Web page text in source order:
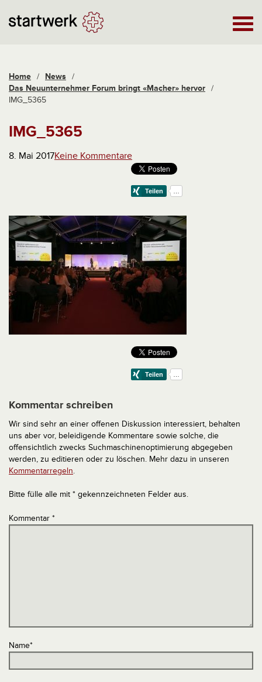
Home / News /
Das Neuunternehmer Forum bringt «Macher» hervor /
IMG_5365
IMG_5365
8. Mai 2017Keine Kommentare
Kommentar schreiben
Wir sind sehr an einer offenen Diskussion interessiert, behalten
uns aber vor, beleidigende Kommentare sowie solche, die
offensichtlich zwecks Suchmaschinenoptimierung abgegeben
werden, zu editieren oder zu löschen. Mehr dazu in unseren
Kommentarregeln.
Bitte fülle alle mit * gekennzeichneten Felder aus.
Kommentar *
Name*